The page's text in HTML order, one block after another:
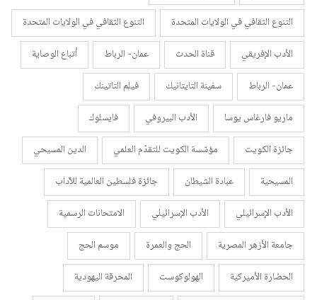
التنوع الثقافي في الولايات المتحدة
التنوع الثقافي في الولايات المتحدة
الأدب الإفريقي
قناة الحدث عمان- الرباط
أتباع الوصاية
عمان- الرباط
سفينة التايتانيك
فيلم التاتينك
ماريو فارغاس يوسا
الأدب البيروفي
فايسلوك
جائزة الكويت
مؤسّسة الكويت للتقدّم العلمي
الدين المسيحي
المسيحية
عبادة الشيطان
جائزة فلسطين العالمية للآداب
الأدب الإسرائيلي
الأدب الإسرائيلي
الامتحانات الرسمية
جامعة الأزهر المصرية
الحج والعمرة
موسم الحج
الحضارة الأميركية
الهولوكوست
المحرقة اليهودية